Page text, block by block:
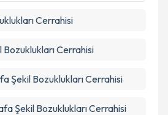
Cerrahisi
Bozuklukları Cerrahisi
Şekil Bozuklukları Cerrahisi
Şekil Bozuklukları Cerrahisi